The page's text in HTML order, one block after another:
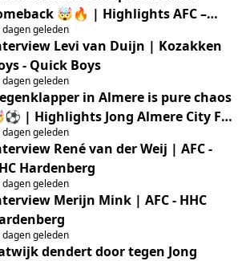
🤯🔥 | Highlights AFC –
Hardenberg
dagen geleden
Levi van Duijn | Kozakken
- Quick Boys
dagen geleden
in Almere is pure chaos
| Highlights Jong Almere City FC
dagen geleden
René van der Weij | AFC -
Hardenberg
dagen geleden
Merijn Mink | AFC - HHC
dagen geleden
dendert door tegen Jong